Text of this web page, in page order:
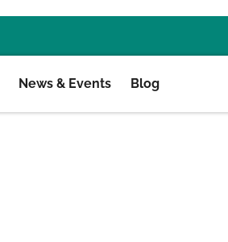
News & Events Blog